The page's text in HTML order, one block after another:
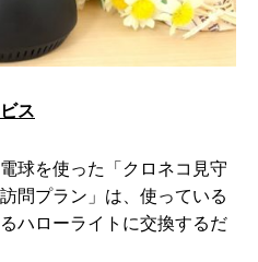
ス
球を使った「クロネコ見守
問プラン」は、使っている
ハローライトに交換するだ